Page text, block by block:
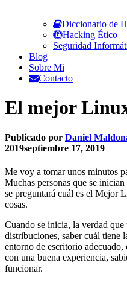
Diccionario de
Hacking Ético
Seguridad
Blog
Sobre Mi
Contacto
El mejor
Publicado por Daniel
2019septiembre 17, 2019
Me voy a tomar unos minutos
Muchas personas que se
se preguntará cuál es el Mejor
cosas.
Cuando se inicia, la verdad
distribuciones, saber cuál tiene
entorno de escritorio
con una buena experiencia,
funcionar.